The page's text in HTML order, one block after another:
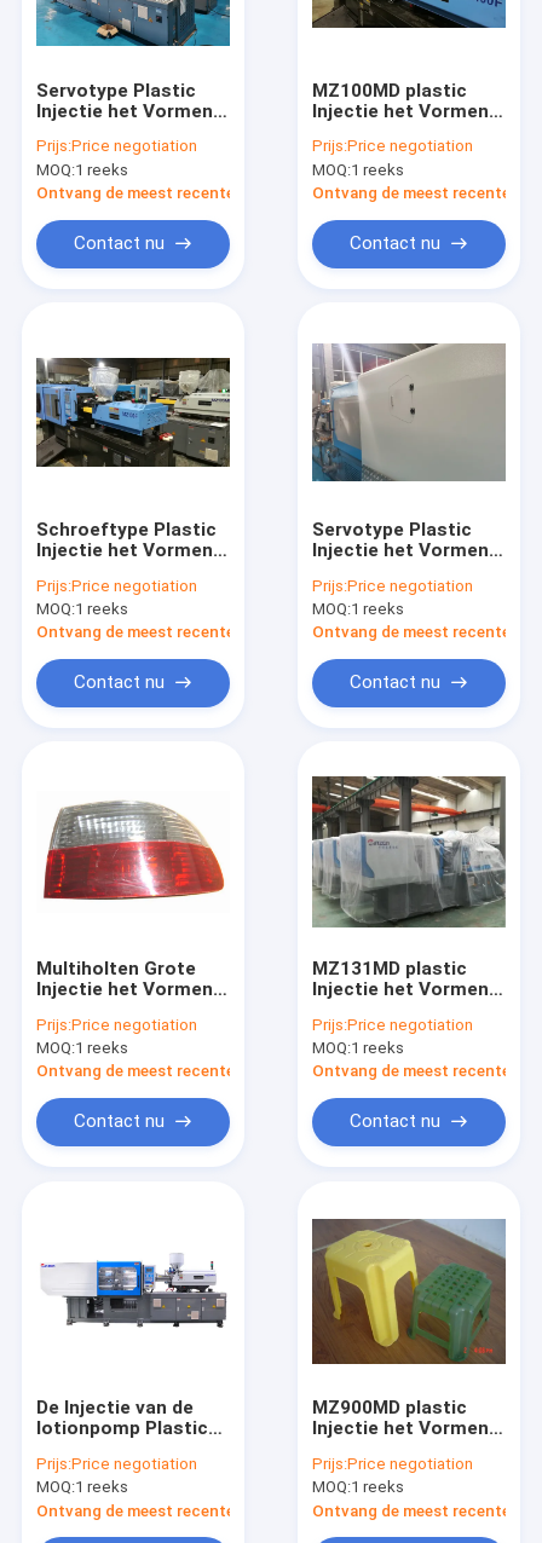
Fabrieksreis
Nieuws
Verzoek om een Citaat
plastic flessenslag het vormen machine
de automatische machine van het slagafgietsel
plastic fles schimmel
Plastic Auxiliary Machine
Verpakkende Hulpmachine
kunststof spuitgietmachine
Het Afgietselmachine van de hoge snelheidsinjectie
Het Afgietselmachine van de HUISDIERENinjectie
pvc-de machine van het injectieafgietsel
Medische Injectie het Vormen Machine
Servotype Plastic
Injectie het Vormen
met NR12-Norm
Prijs:Price negotiation
MOQ:1 reeks
Ontvang de meest recente Prijs
Contact nu
MZ100MD plastic
Injectie het Vormen
besparingsiso Ce
Prijs:Price negotiation
MOQ:1 reeks
Ontvang de meest recente
Contact nu
Schroeftype Plastic
Injectie het Vormen
Voorvormen
MZ100MD
Prijs:Price negotiation
MOQ:1 reeks
Ontvang de meest recente Prijs
Contact nu
Servotype Plastic
Injectie het Vormen
met NR12-Norm
Prijs:Price negotiation
MOQ:1 reeks
Ontvang de meest recente
Contact nu
Multiholten Grote
Injectie het Vormen
Auto de Delen van PC
Maken
Prijs:Price negotiation
MOQ:1 reeks
Ontvang de meest recente Prijs
Contact nu
MZ131MD plastic
Injectie het Vormen
Moblie-Dekking Te
maken
Prijs:Price negotiation
MOQ:1 reeks
Ontvang de meest recente
Contact nu
De Injectie van de
lotionpomp Plastic
Machinemz200md
Energie -
besparingsiso Ce
Prijs:Price negotiation
MOQ:1 reeks
Ontvang de meest recente Prijs
MZ900MD plastic
Injectie het Vormen
Thermoplastische
Stoel en Lijst
Prijs:Price negotiation
MOQ:1 reeks
Ontvang de meest recente